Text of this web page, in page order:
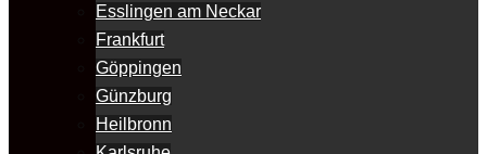
Esslingen am Neckar
Frankfurt
Göppingen
Günzburg
Heilbronn